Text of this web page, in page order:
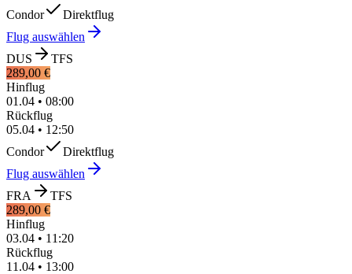
Condor
Direktflug
Flug auswählen
DUS
TFS
289,00 €
Hinflug
01.04 • 08:00
Rückflug
05.04 • 12:50
Condor
Direktflug
Flug auswählen
FRA
TFS
289,00 €
Hinflug
03.04 • 11:20
Rückflug
11.04 • 13:00